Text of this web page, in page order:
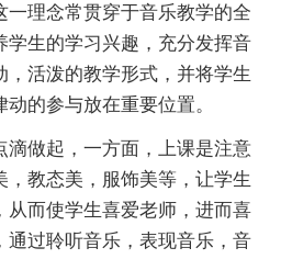
一理念常贯穿于音乐教学的全
学生的学习兴趣，充分发挥音
，活泼的教学形式，并将学生
的参与放在重要位置。
做起，一方面，上课是注意
教态美，服饰美等，让学生
从而使学生喜爱老师，进而喜
通过聆听音乐，表现音乐，音